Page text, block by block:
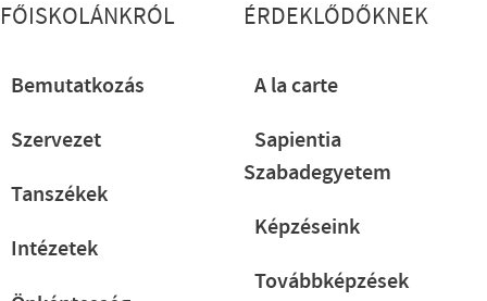
FŐISKOLÁNKRÓL
Bemutatkozás
Szervezet
Tanszékek
Intézetek
ÉRDEKLŐDŐKNEK
A la carte
Sapientia
Szabadegyetem
Képzéseink
Továbbképzések